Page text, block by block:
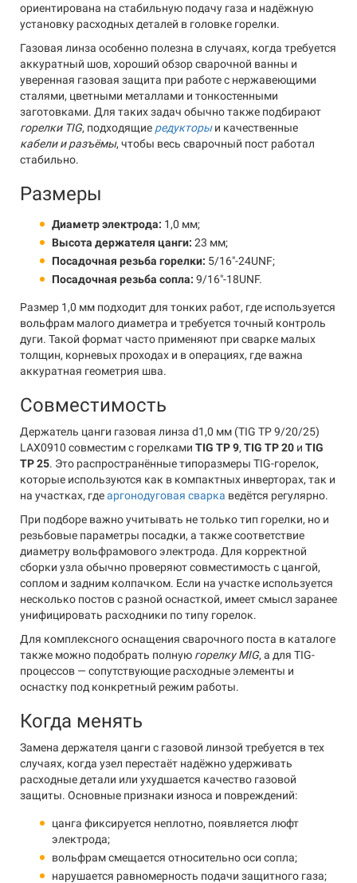
ориентирована на стабильную подачу газа и надёжную
установку расходных деталей в головке горелки.
Газовая линза особенно полезна в случаях, когда требуется
аккуратный шов, хороший обзор сварочной ванны и
уверенная газовая защита при работе с нержавеющими
сталями, цветными металлами и тонкостенными
заготовками. Для таких задач обычно также подбирают
горелки TIG, подходящие редукторыи качественные
кабели и разъёмы, чтобы весь сварочный пост работал
стабильно.
Размеры
Диаметр электрода: 1,0 мм;
Высота держателя цанги: 23 мм;
Посадочная резьба горелки: 5/16"-24UNF;
Посадочная резьба сопла: 9/16"-18UNF.
Размер 1,0 мм подходит для тонких работ, где используется
вольфрам малого диаметра и требуется точный контроль
дуги. Такой формат часто применяют при сварке малых
толщин, корневых проходах и в операциях, где важна
аккуратная геометрия шва.
Совместимость
Держатель цанги газовая линза d1,0 мм (TIG TP 9/20/25)
LAX0910 совместим с горелками TIG TP 9, TIG TP 20 и TIG
TP 25. Это распространённые типоразмеры TIG-горелок,
которые используются как в компактных инверторах, так и
на участках, гдеаргонодуговая сварка ведётся регулярно.
При подборе важно учитывать не только тип горелки, но и
резьбовые параметры посадки, а также соответствие
диаметру вольфрамового электрода. Для корректной
сборки узла обычно проверяют совместимость с цангой,
соплом и задним колпачком. Если на участке используется
несколько постов с разной оснасткой, имеет смысл заранее
унифицировать расходники по типу горелок.
Для комплексного оснащения сварочного поста в каталоге
также можно подобрать полную горелку MIG, а для TIG-
процессов — сопутствующие расходные элементы и
оснастку под конкретный режим работы.
Когда менять
Замена держателя цанги с газовой линзой требуется в тех
случаях, когда узел перестаёт надёжно удерживать
расходные детали или ухудшается качество газовой
защиты. Основные признаки износа и повреждений:
цанга фиксируется неплотно, появляется люфт
электрода;
вольфрам смещается относительно оси сопла;
нарушается равномерность подачи защитного газа;